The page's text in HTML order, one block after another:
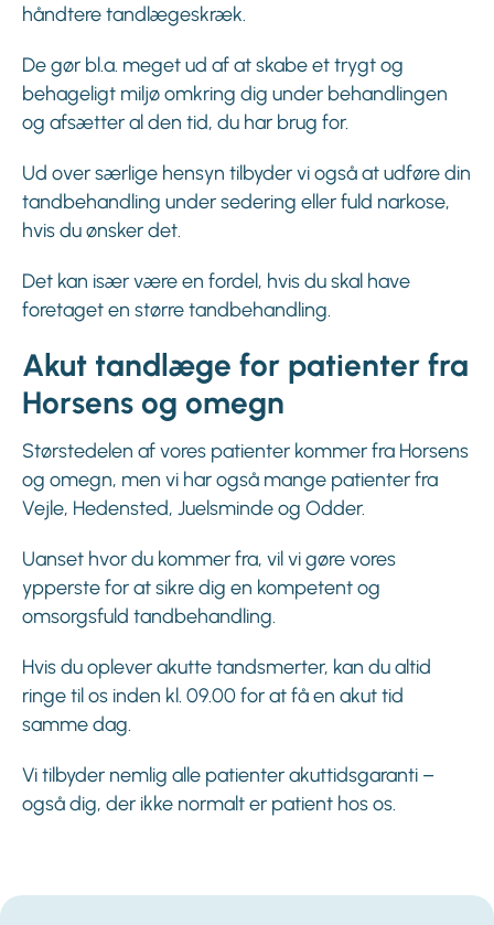
håndtere tandlægeskræk.
De gør bl.a. meget ud af at skabe et trygt og
behageligt miljø omkring dig under behandlingen
og afsætter al den tid, du har brug for.
Ud over særlige hensyn tilbyder vi også at udføre din
tandbehandling under sedering eller fuld narkose,
hvis du ønsker det.
Det kan især være en fordel, hvis du skal have
foretaget en større tandbehandling.
Akut tandlæge for patienter fra
Horsens og omegn
Størstedelen af vores patienter kommer fra Horsens
og omegn, men vi har også mange patienter fra
Vejle, Hedensted, Juelsminde og Odder.
Uanset hvor du kommer fra, vil vi gøre vores
ypperste for at sikre dig en kompetent og
omsorgsfuld tandbehandling.
Hvis du oplever akutte tandsmerter, kan du altid
ringe til os inden kl. 09.00 for at få en akut tid
samme dag.
Vi tilbyder nemlig alle patienter akuttidsgaranti –
også dig, der ikke normalt er patient hos os.